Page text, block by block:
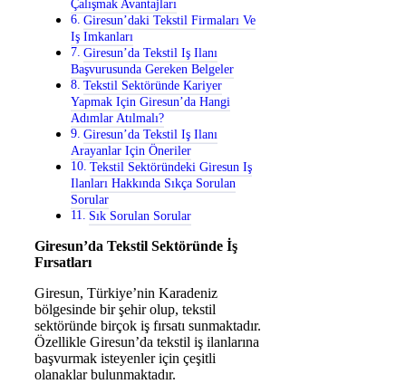
Çalışmak Avantajları
Giresun’daki Tekstil Firmaları Ve
Iş Imkanları
Giresun’da Tekstil Iş Ilanı
Başvurusunda Gereken Belgeler
Tekstil Sektöründe Kariyer
Yapmak Için Giresun’da Hangi
Adımlar Atılmalı?
Giresun’da Tekstil Iş Ilanı
Arayanlar Için Öneriler
Tekstil Sektöründeki Giresun Iş
Ilanları Hakkında Sıkça Sorulan
Sorular
Sık Sorulan Sorular
Giresun’da Tekstil Sektöründe İş
Fırsatları
Giresun, Türkiye’nin Karadeniz
bölgesinde bir şehir olup, tekstil
sektöründe birçok iş fırsatı sunmaktadır.
Özellikle Giresun’da tekstil iş ilanlarına
başvurmak isteyenler için çeşitli
olanaklar bulunmaktadır.